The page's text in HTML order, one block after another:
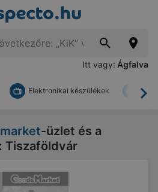
Itt vagy: Ágfalva
Elektronikai készülékek
-üzlet és a
Tiszaföldvár